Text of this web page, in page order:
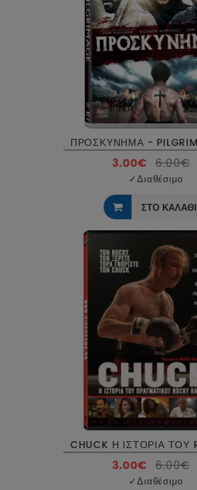
3.00€ 6.00€
✓Διαθέσιμο
ΣΤΟ ΚΑΛΑΘΙ
3.00€ 6.00€
✓Διαθέσιμο